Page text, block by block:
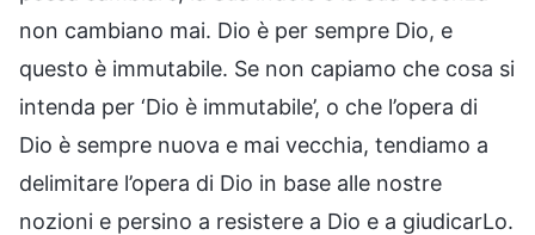
non cambiano mai. Dio è per sempre Dio, e
questo è immutabile. Se non capiamo che cosa si
intenda per ‘Dio è immutabile’, o che l’opera di
Dio è sempre nuova e mai vecchia, tendiamo a
delimitare l’opera di Dio in base alle nostre
nozioni e persino a resistere a Dio e a giudicarLo.